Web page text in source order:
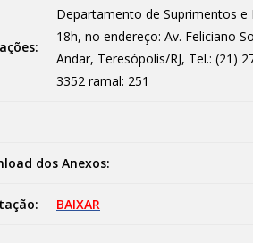
Departamento de Suprimentos e
18h, no endereço: Av. Feliciano
Andar, Teresópolis/RJ, Tel.: (21)
3352 ramal: 251
dos Anexos:
BAIXAR